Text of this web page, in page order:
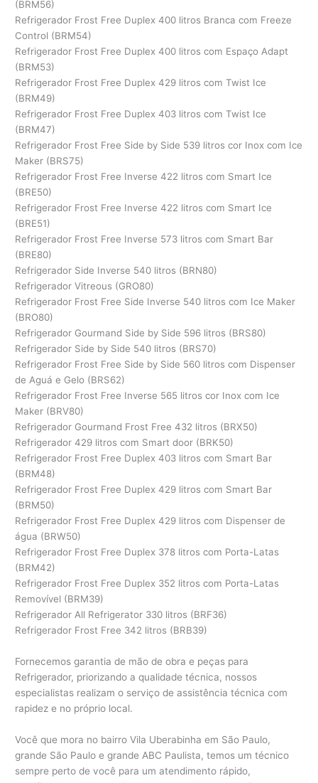
(BRM56)
Refrigerador Frost Free Duplex 400 litros Branca com Freeze
Control (BRM54)
Refrigerador Frost Free Duplex 400 litros com Espaço Adapt
(BRM53)
Refrigerador Frost Free Duplex 429 litros com Twist Ice
(BRM49)
Refrigerador Frost Free Duplex 403 litros com Twist Ice
(BRM47)
Refrigerador Frost Free Side by Side 539 litros cor Inox com Ice
Maker (BRS75)
Refrigerador Frost Free Inverse 422 litros com Smart Ice
(BRE50)
Refrigerador Frost Free Inverse 422 litros com Smart Ice
(BRE51)
Refrigerador Frost Free Inverse 573 litros com Smart Bar
(BRE80)
Refrigerador Side Inverse 540 litros (BRN80)
Refrigerador Vitreous (GRO80)
Refrigerador Frost Free Side Inverse 540 litros com Ice Maker
(BRO80)
Refrigerador Gourmand Side by Side 596 litros (BRS80)
Refrigerador Side by Side 540 litros (BRS70)
Refrigerador Frost Free Side by Side 560 litros com Dispenser
de Aguá e Gelo (BRS62)
Refrigerador Frost Free Inverse 565 litros cor Inox com Ice
Maker (BRV80)
Refrigerador Gourmand Frost Free 432 litros (BRX50)
Refrigerador 429 litros com Smart door (BRK50)
Refrigerador Frost Free Duplex 403 litros com Smart Bar
(BRM48)
Refrigerador Frost Free Duplex 429 litros com Smart Bar
(BRM50)
Refrigerador Frost Free Duplex 429 litros com Dispenser de
água (BRW50)
Refrigerador Frost Free Duplex 378 litros com Porta-Latas
(BRM42)
Refrigerador Frost Free Duplex 352 litros com Porta-Latas
Removível (BRM39)
Refrigerador All Refrigerator 330 litros (BRF36)
Refrigerador Frost Free 342 litros (BRB39)
Fornecemos garantia de mão de obra e peças para
Refrigerador, priorizando a qualidade técnica, nossos
especialistas realizam o serviço de assistência técnica com
rapidez e no próprio local.
Você que mora no bairro Vila Uberabinha em São Paulo,
grande São Paulo e grande ABC Paulista, temos um técnico
sempre perto de você para um atendimento rápido,